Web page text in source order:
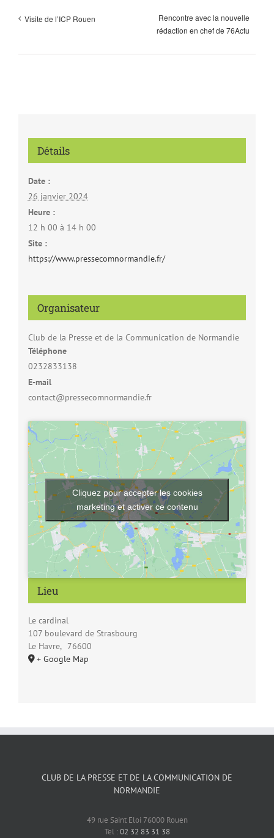
Visite de l’ICP Rouen
Rencontre avec la nouvelle
rédaction en chef de 76Actu
Détails
Date :
26 janvier 2024
Heure :
12 h 00 à 14 h 00
Site :
https://www.pressecomnormandie.fr/
Organisateur
Club de la Presse et de la Communication de Normandie
Téléphone
0232833138
E-mail
contact@pressecomnormandie.fr
Lieu
Le cardinal
107 boulevard de Strasbourg
Le Havre, 76600
+ Google Map
Cliquez pour accepter les cookies
marketing et activer ce contenu
CLUB DE LA PRESSE ET DE LA COMMUNICATION DE
NORMANDIE
49 rue Saint Eloi 76000 Rouen
Tel :02 32 83 31 38